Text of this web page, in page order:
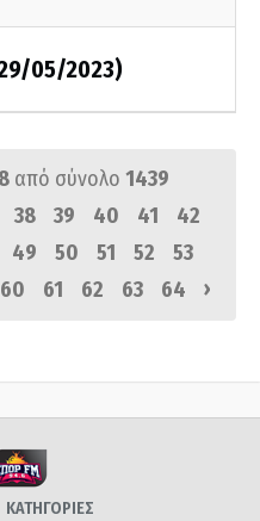
05/2023)
από σύνολο 1439
38 39 40 41
42
49 50 51 52
53
60 61 62 63 64 ›
ΚΑΤΗΓΟΡΙΕΣ